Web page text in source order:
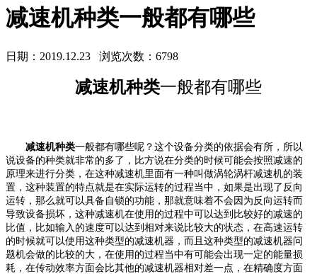
减速机种类一般都有哪些
日期：2019.12.23 浏览次数：6798
减速机种类一般都有哪些
减速机种类一般都有哪些呢？这个设备分类的依据会有所，所以
说设备的种类就非常的多了，比方说在分类的时候可能会按照减速的
原理来进行分类，在这种减速机里面有一种叫做涡轮涡杆减速机的装
置，这种装置的特点就是在实际运转的过程当中，如果是出现了反向
运转，那么就可以具备自锁的功能，那就意味着不会因为反向运转而
导致设备损坏，这种减速机在使用的过程中可以达到比较好的减速的
比值，比如输入的速度可以达到相对来说比较大的状态，在高速运转
的时候就可以使用这种类型的减速机器，而且这种类型的减速机器问
题机会做的比较的大，在使用的过程当中有可能会出现一定的能量损
耗，在传动效率方面会比其他的减速机器相对差一点，在精确度方面